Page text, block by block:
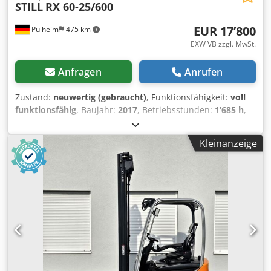
Pulheim 475 km
STILL RX 60-25/600
EUR 17’800
EXW VB zzgl. MwSt.
Anfragen Anrufen
Zustand: neuwertig (gebraucht), Funktionsfähigkeit: voll
funktionsfähig, Baujahr: 2017, Betriebsstunden: 1’685 h,
, Hubhöhe:5’180 mm
mm, Lastschwerpunkt:600 mm, Kraftstofftyp:elektrisch,
Masttyp:
, Batteriekapazität:
620 Ah, verbleibende Batteriekapazität:
Batteriespannung:
, DGUV geprüft bis:
, Gesamthöhe:
Ausstattung:Beleuchtung, CE-Kennzeichnung, Kabine,
Scheckheftgepflegt, Seitenschieber, UVV
, Still RX 60-
25/600 Elektro Gabelstapler mit folgenden Daten: ·
Betriebsstunden: 1.685 · Hubkraft: 2.500 Kg · Hubhöhe:
5.180 mm · Bauhöhe: 2.380 mm · Baujahr: 2017 STILL 2,5
Tonnen Elektro Stapler mit Vollkabine und Heizung,
Kleinanzeige